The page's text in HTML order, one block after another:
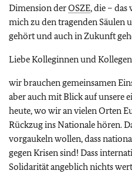
Dimension derOSZE, die –
mich zu den tragenden Säulen
gehört und auch in Zukunft
Liebe Kolleginnen und
wir brauchen gemeinsamen
aber auch mit Blick auf unsere
heute, wo wir an vielen Orten
Rückzug ins Nationale hören.
vorgaukeln wollen, dass
gegen Krisen sind! Dass
Solidarität angeblich nichts